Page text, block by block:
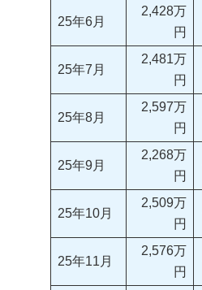
25年6月
2,428万
円
25年7月
2,481万
円
25年8月
2,597万
円
25年9月
2,268万
円
25年10月
2,509万
円
25年11月
2,576万
円